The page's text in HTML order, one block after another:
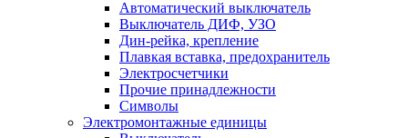
Автоматический выключатель
Выключатель ДИФ, УЗО
Дин-рейка, крепление
Плавкая вставка, предохранитель
Электросчетчики
Прочие принадлежности
Символы
Электромонтажные единицы